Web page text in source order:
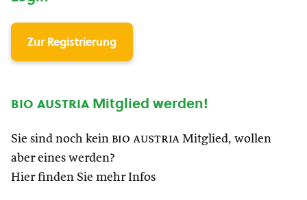
Zur Registrierung
bio austria Mitglied werden!
Sie sind noch kein bio austria Mitglied, wollen
aber eines werden?
Hier finden Sie mehr Infos